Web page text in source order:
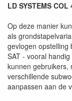
LD SYSTEMS
Op deze manier
als
gevlogen opstelling
SAT - vooral
kunnen gebruikers,
verschillende
aanpassen aan de